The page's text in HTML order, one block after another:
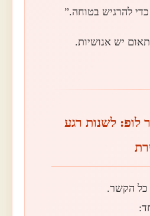
כדי להרגיש בטוחה.”
יש אנושיות.
לופ: לשנות רגע
כל הקשר.